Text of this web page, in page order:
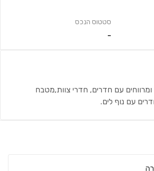
סטטוס הנכס
-
עם חדרים, חדרי צוות,מטבח
עם נוף לים.